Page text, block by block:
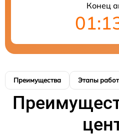
Конец
Преимущества Этапы работ